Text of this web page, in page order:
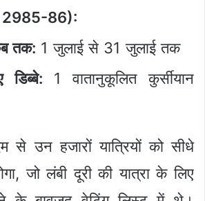
86):
तक: 1 जुलाई से 31 जुलाई तक
डिब्बे: 1 वातानुकूलित कुर्सीयान
उन हजारों यात्रियों को सीधे
जो लंबी दूरी की यात्रा के लिए